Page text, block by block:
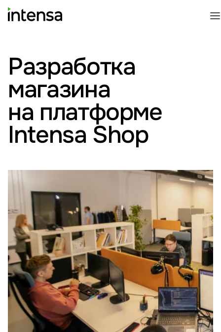
Разработка
магазина
на платформе
Intensa Shop